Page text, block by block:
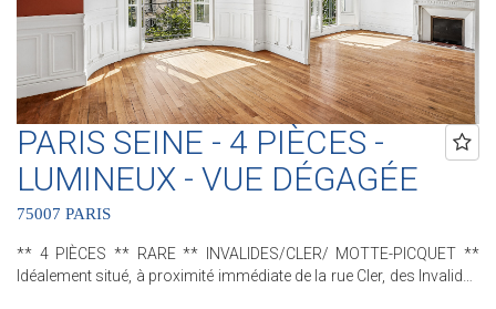
PARIS SEINE - 4 PIÈCES -
LUMINEUX - VUE DÉGAGÉE
75007 PARIS
** 4 PIÈCES ** RARE ** INVALIDES/CLER/ MOTTE-PICQUET **
Idéalement situé, à proximité immédiate de la rue Cler, des Invalides